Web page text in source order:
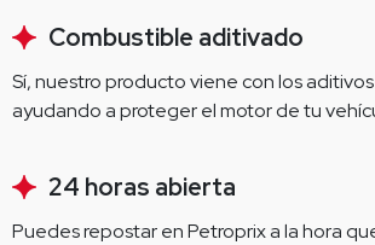
Combustible aditivado
Sí, nuestro producto viene con los
ayudando a proteger el motor de tu
24 horas abierta
Puedes repostar en Petroprix a la hora